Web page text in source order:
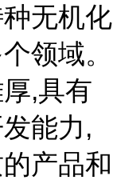
无机化
领域。
,具有
能力,
产品和